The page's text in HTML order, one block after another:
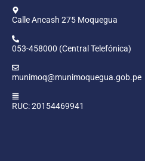
Calle Ancash 275 Moquegua
053-458000 (Central Telefónica)
munimoq@munimoquegua.gob.pe
RUC: 20154469941